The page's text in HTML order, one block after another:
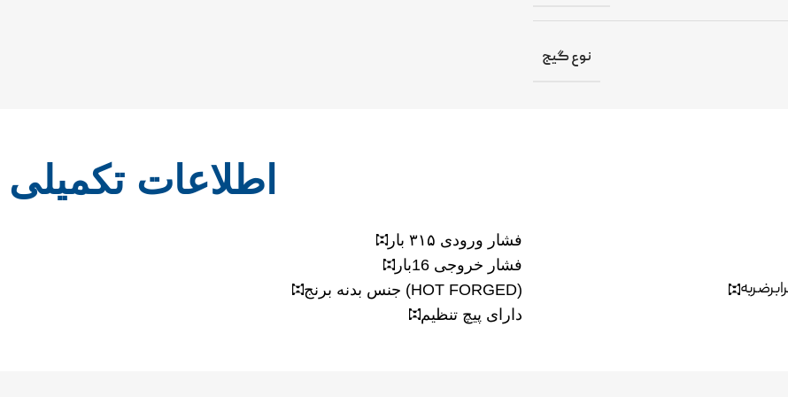
نوع گیج
اطلاعات تکمیلی
فشار ورودی ۳۱۵ بار
فشار خروجی 16بار
جنس بدنه برنج (HOT FORGED)
دارای پیچ تنظیم